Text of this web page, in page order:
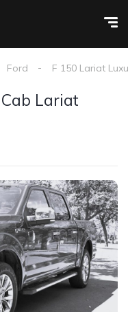
Ford F 150 Lariat
Lariat